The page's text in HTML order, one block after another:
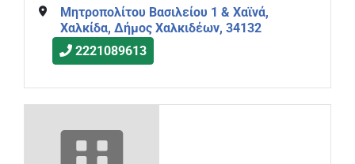
Μητροπολίτου Βασιλείου 1 & Χαϊνά,
Χαλκίδα, Δήμος Χαλκιδέων, 34132
2221089613